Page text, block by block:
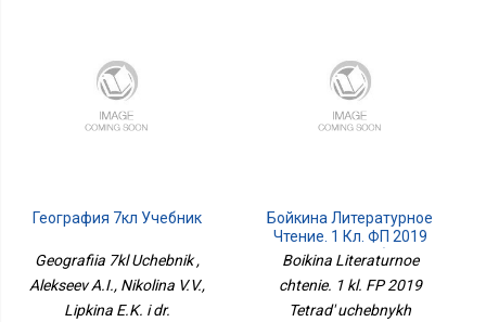
География 7кл Учебник
Geografiia 7kl Uchebnik ,
Alekseev A.I., Nikolina V.V.,
Lipkina E.K. i dr.
Бойкина Литературное
Чтение. 1 Кл. ФП 2019
Тетрадь Учебных
Перспектива НЕ БУДЕТ
Boikina Literaturnoe
chtenie. 1 kl. FP 2019
Tetrad' uchebnykh